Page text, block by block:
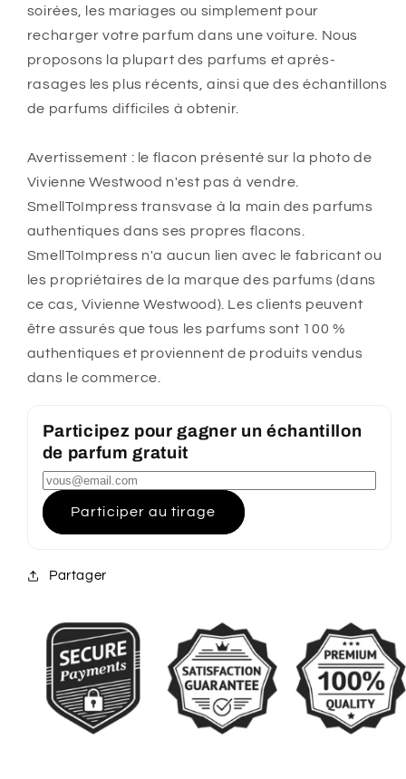
soirées, les mariages ou simplement pour
recharger votre parfum dans une voiture. Nous
proposons la plupart des parfums et après-
rasages les plus récents, ainsi que des échantillons
de parfums difficiles à obtenir.
Avertissement : le flacon présenté sur la photo de
Vivienne Westwood n'est pas à vendre.
SmellToImpress transvase à la main des parfums
authentiques dans ses propres flacons.
SmellToImpress n'a aucun lien avec le fabricant ou
les propriétaires de la marque des parfums (dans
ce cas, Vivienne Westwood). Les clients peuvent
être assurés que tous les parfums sont 100 %
authentiques et proviennent de produits vendus
dans le commerce.
Participez pour gagner un échantillon
de parfum gratuit
Participer au tirage
Partager